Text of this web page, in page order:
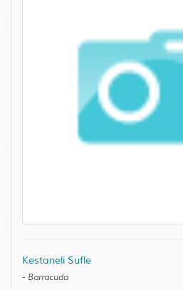
Kestaneli Sufle
- Barracuda